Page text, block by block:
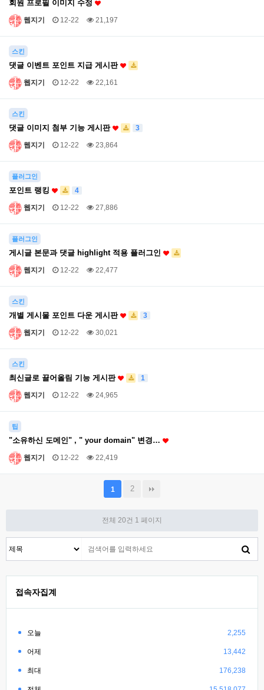
회원 프로필 이미지 수정
웹지기 12-22 21,197
스킨
댓글 이벤트 포인트 지급 게시판
웹지기 12-22 22,161
스킨
댓글 이미지 첨부 기능 게시판 3
웹지기 12-22 23,864
플러그인
포인트 랭킹 4
웹지기 12-22 27,886
플러그인
게시글 본문과 댓글 highlight 적용 플러그인
웹지기 12-22 22,477
스킨
개별 게시물 포인트 다운 게시판 3
웹지기 12-22 30,021
스킨
최신글로 끌어올림 기능 게시판 1
웹지기 12-22 24,965
팁
"소유하신 도메인" , " your domain" 변경…
웹지기 12-22 22,419
1 2
전체 20건 1 페이지
접속자집계
오늘 2,255
어제 13,442
최대 176,238